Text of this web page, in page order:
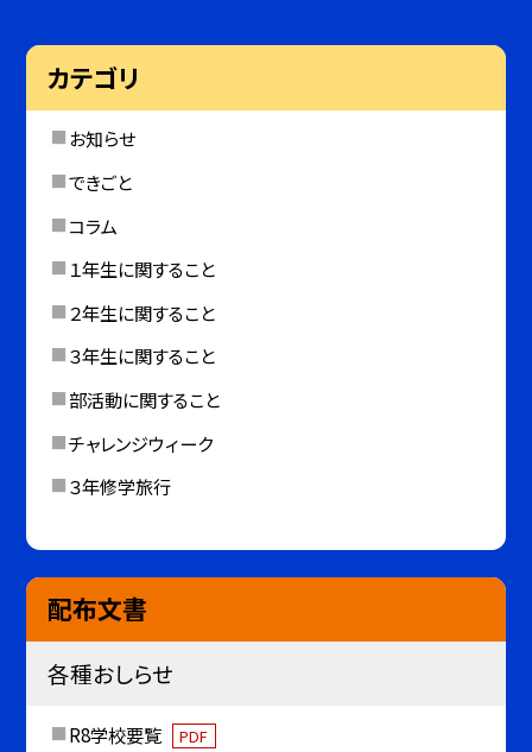
カテゴリ
お知らせ
できごと
コラム
１年生に関すること
２年生に関すること
３年生に関すること
部活動に関すること
チャレンジウィーク
３年修学旅行
配布文書
各種おしらせ
R8学校要覧 PDF